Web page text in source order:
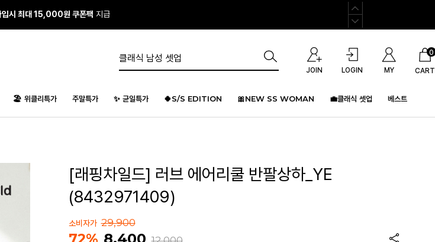
앱다운 3,000원쿠폰 증정
JOIN LOGIN MY CART
0
🏖️ 위클리특가 주말특가 ✨ 균일특가 🍀S/S EDITION 🎀NEW SS WOMAN 💼클래식 셋업 베스트
[래핑차일드] 러브 에어리쿨 반팔상하_YE
(8432971409)
소비자가 29,900